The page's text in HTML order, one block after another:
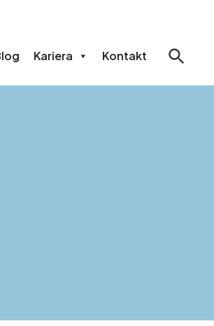
Kariera Kontakt